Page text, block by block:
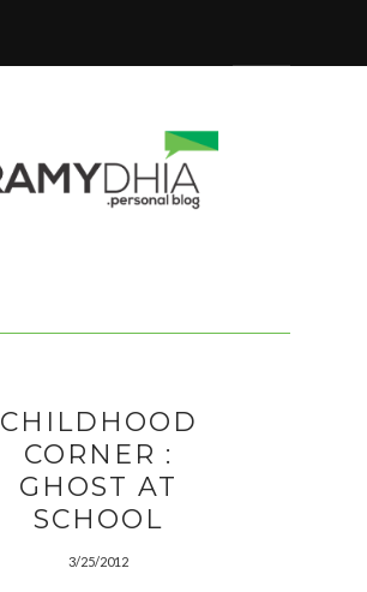
CHILDHOOD
CORNER :
GHOST AT
SCHOOL
3/25/2012